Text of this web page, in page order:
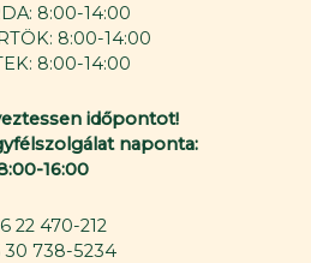
8:00-14:00
8:00-14:00
8:00-14:00
időpontot!
naponta:
16:00
22 470-212
30 738-5234